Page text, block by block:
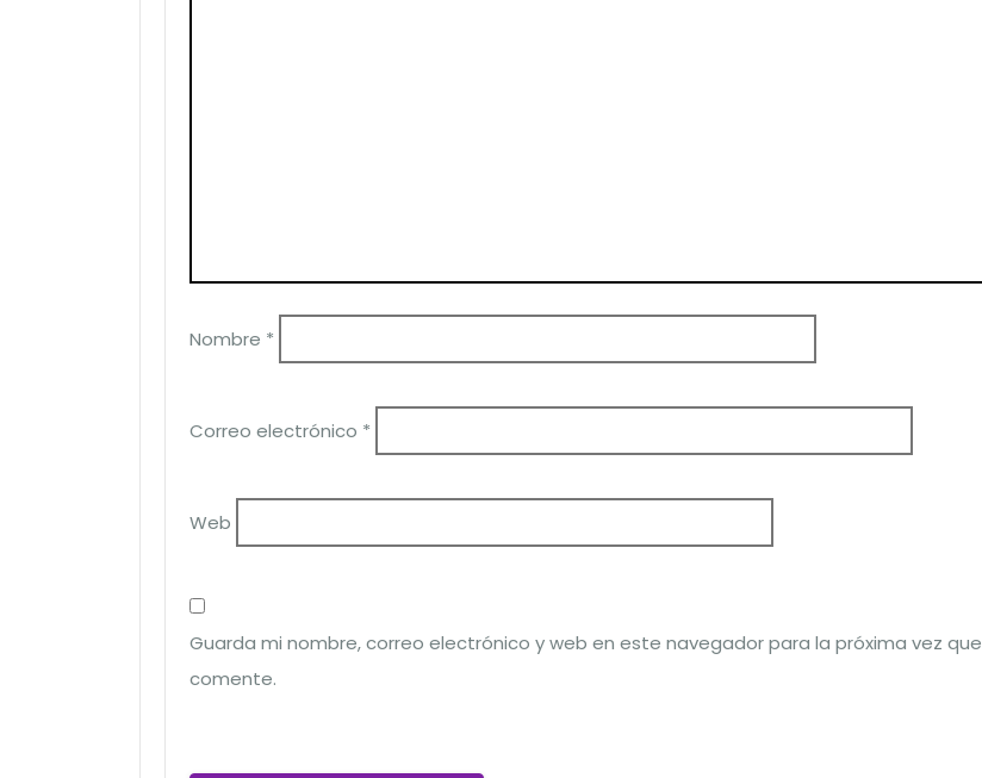
Nombre *
Correo electrónico *
Web
Guarda mi nombre, correo electrónico y web en este navegador para la próxima vez que
comente.